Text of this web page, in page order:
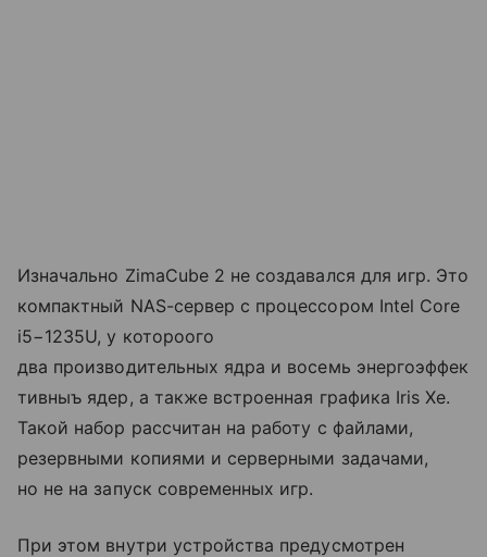
Изначально ZimaCube 2 не создавался для игр. Это
компактный NAS-сервер с процессором Intel Core
i5−1235U, у котороого
два производительных ядра и восемь энергоэффек
тивныъ ядер, а также встроенная графика Iris Xe.
Такой набор рассчитан на работу с файлами,
резервными копиями и серверными задачами,
но не на запуск современных игр.
При этом внутри устройства предусмотрен